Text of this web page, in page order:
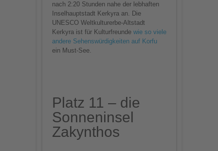
nach 2:20 Stunden nahe der lebhaften
Inselhauptstadt Kerkyra an. Die
UNESCO Weltkulturerbe-Altstadt
Kerkyra ist für Kulturfreundewie so viele
andere Sehenswürdigkeiten auf Korfu
ein Must-See.
Platz 11 – die
Sonneninsel
Zakynthos